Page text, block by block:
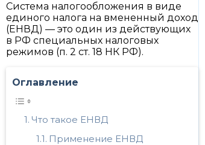
Система налогообложения в виде
единого налога на вмененный доход
(ЕНВД) — это один из действующих
в РФ специальных налоговых
режимов (п. 2 ст. 18 НК РФ).
Оглавление
Что такое ЕНВД
Применение ЕНВД